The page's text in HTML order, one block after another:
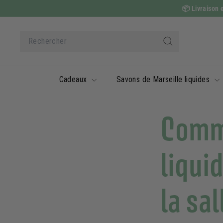
au
📦 Livraison
Search
Cadeaux Savons de Marseille liquides
la